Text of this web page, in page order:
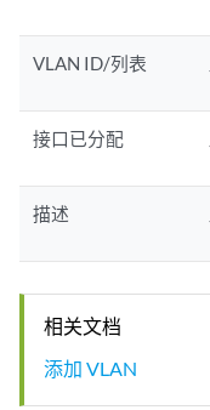
VLAN ID/列表
接口已分配
描述
相关文档
添加 VLAN